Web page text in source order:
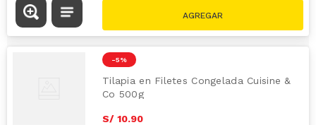
-5 %
Tilapia en Filetes Congelada Cuisine &
Co 500g
S/ 10.90